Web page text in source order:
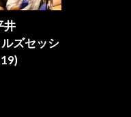
ピアノ
トルズナ